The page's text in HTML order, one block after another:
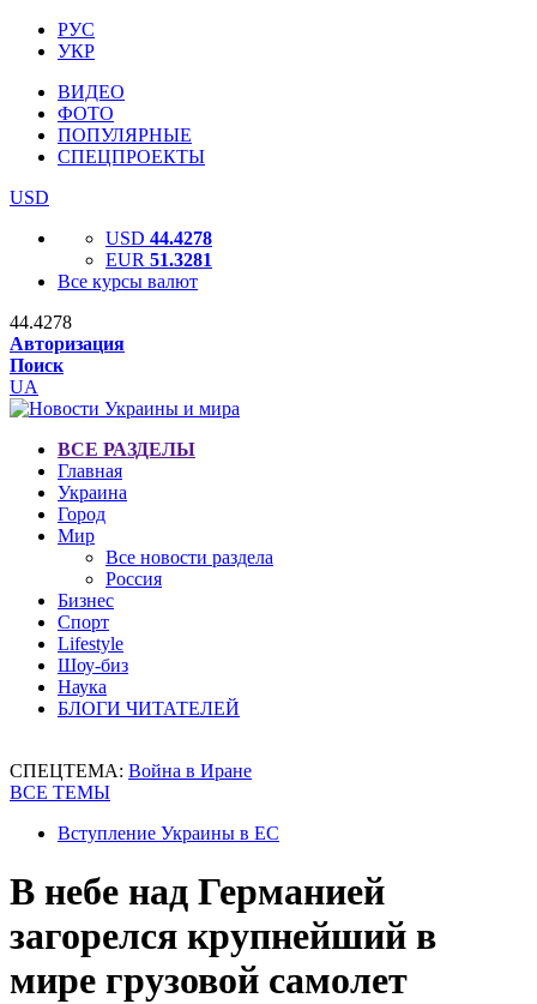
РУС
УКР
ВИДЕО
ФОТО
ПОПУЛЯРНЫЕ
СПЕЦПРОЕКТЫ
USD
USD 44.4278
EUR 51.3281
Все курсы валют
44.4278
Авторизация
Поиск
UA
ВСЕ РАЗДЕЛЫ
Главная
Украина
Город
Мир
Все новости раздела
Россия
Бизнес
Спорт
Lifestyle
Шоу-биз
Наука
БЛОГИ ЧИТАТЕЛЕЙ
СПЕЦТЕМА: Война в Иране
ВСЕ ТЕМЫ
Вступление Украины в ЕС
В небе над Германией
загорелся крупнейший в
мире грузовой самолет